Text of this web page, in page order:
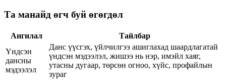
Та манайд өгч буй өгөгдөл
Ангилал
Тайлбар
Үндсэн
дансны
мэдээлэл
Данс үүсгэх, үйлчилгээ ашиглахад шаардлагатай
үндсэн мэдээлэл, жишээ нь нэр, имэйл хаяг,
утасны дугаар, төрсөн огноо, хүйс, профайлын
зураг